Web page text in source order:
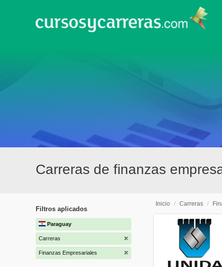
Carreras de finanzas
Filtros aplicados
Paraguay
Carreras
Finanzas Empresariales
Inicio / Carreras /